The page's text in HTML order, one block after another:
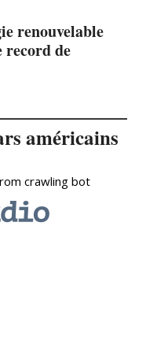
renouvelable
record de
américains